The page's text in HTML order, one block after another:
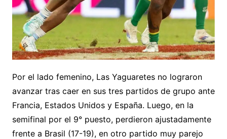
Por el lado femenino, Las Yaguaretes no lograron
avanzar tras caer en sus tres partidos de grupo ante
Francia, Estados Unidos y España. Luego, en la
semifinal por el 9° puesto, perdieron ajustadamente
frente a Brasil (17-19), en otro partido muy parejo